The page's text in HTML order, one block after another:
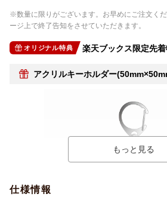
※数量に限りがございます。お早めにご注文く
ージ上で終了告知をさせていただきます。
オリジナル特典 楽天ブックス限定先
アクリルキーホルダー
仕様情報